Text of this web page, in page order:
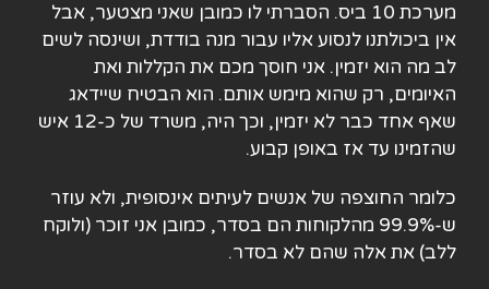
מערכת 10 ביס. הסברתי לו כמובן שאני מצטער, אבל
אין ביכולתנו לנסוע אליו עבור מנה בודדת, ושינסה לשים
לב מה הוא יזמין. אני חוסך מכם את הקללות ואת
האיומים, רק שהוא מימש אותם. הוא הבטיח שיידאג
שאף אחד כבר לא יזמין, וכך היה, משרד של כ-12 איש
שהזמינו עד אז באופן קבוע.
כלומר החוצפה של אנשים לעיתים אינסופית, ולא עוזר
ש-99.9% מהלקוחות הם בסדר, כמובן אני זוכר (ולוקח
ללב) את אלה שהם לא בסדר.